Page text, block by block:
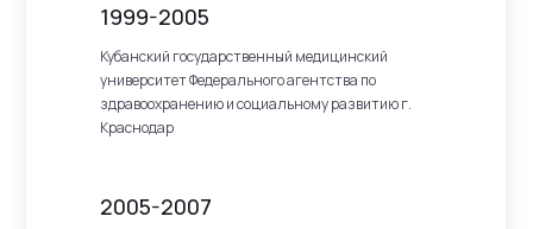
1999-2005
Кубанский государственный медицинский
университет Федерального агентства по
здравоохранению и социальному развитию г.
Краснодар
2005-2007